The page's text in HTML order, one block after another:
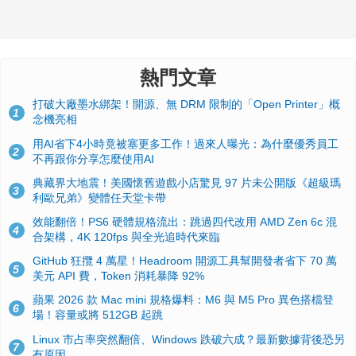
熱門文章
1
打破大廠墨水綁架！開源、無 DRM 限制的「Open Printer」概
念機亮相
2
用AI省下4小時竟被塞更多工作！過來人曝光：為什麼優秀員工
不再跟你分享怎麼使用AI
3
典藏界大地震！美國懷舊遊戲小店驚見 97 片未公開版《超級瑪
利歐兄弟》變體任天堂卡帶
4
效能翻倍！PS6 硬體規格流出：跳過四代改用 AMD Zen 6c 混
合架構，4K 120fps 與全光追時代來臨
5
GitHub 狂攬 4 萬星！Headroom 開源工具幫開發者省下 70 萬
美元 API 費，Token 消耗暴降 92%
6
蘋果 2026 款 Mac mini 規格爆料：M6 與 M5 Pro 異色搭檔登
場！容量或將 512GB 起跳
7
Linux 市占率突然翻倍、Windows 跌破六成？最新數據背後恐另